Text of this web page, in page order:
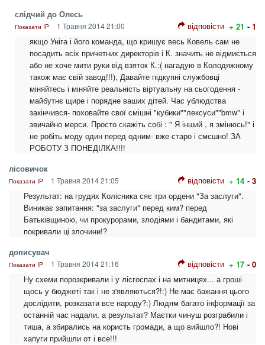
слідчий до Олесь
Показати IP 1 Травня 2014 21:00 відповісти + 21 - 1
якщо Уніга і його команда, що кришує весь Ковель сам не
посадить всіх причетних директорів і К. значить не відмиється
або не хоче мити руки від взяток К.:( нагадую в Колодяжному
також має свій завод!!!), Давайте підкупні службовці
міняйтесь і міняйте реальність віртуальну на сьогодення -
майбутнє щире і порядне ваших дітей. Час ублюдства
закінчився- поховайте свої смішні "кубики""лексуси""bmw" і
звичайно мерси. Просто скажіть собі : " Я інший , я змінюсь!" і
не робіть моду один перед одним- вже старо і смєшно! ЗА
РОБОТУ З ПОНЕДІЛКА!!!!
лісовичок
Показати IP 1 Травня 2014 21:05 відповісти + 14 - 3
Результат: на грудях Колісника сяє три ордени "За заслуги".
Виникає запитання: "за заслуги" перед ким? перед
Батьківщиною, чи прокурорами, злодіями і бандитами, які
покривали ці злочини!?
дописувач
Показати IP 1 Травня 2014 21:16 відповісти + 17 - 0
Ну схеми порозкривали і у лісгоспах і на митницях... а гроші
щось у бюджеті так і не з'являються?!:) Не має бажання цього
дослідити, розказати все народу?:) Людям багато інформації за
останній час надали, а результат? Маєтки чинуш розграбили і
тиша, а збирались на користь громади, а що вийшло?! Нові
хапуги прийшли от і все!!!